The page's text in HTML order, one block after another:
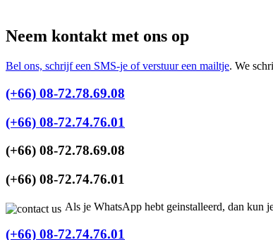
Neem kontakt met ons op
Bel ons, schrijf een SMS-je of verstuur een mailtje. We
(+66) 08-72.78.69.08
(+66) 08-72.74.76.01
(+66) 08-72.78.69.08
(+66) 08-72.74.76.01
Als je WhatsApp hebt geinstalleerd, dan kun
(+66) 08-72.74.76.01